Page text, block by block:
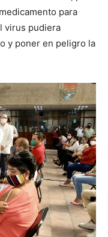
para
virus pudiera
y poner en peligro la